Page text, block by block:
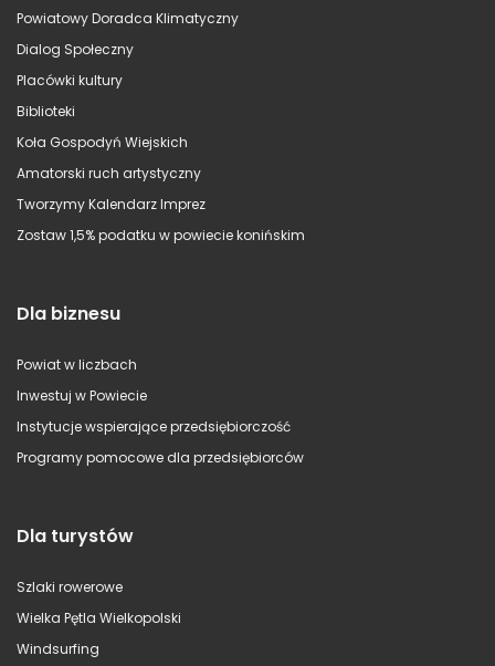
Powiatowy Doradca Klimatyczny
Dialog Społeczny
Placówki kultury
Biblioteki
Koła Gospodyń Wiejskich
Amatorski ruch artystyczny
Tworzymy Kalendarz Imprez
Zostaw 1,5% podatku w powiecie konińskim
Dla biznesu
Powiat w liczbach
Inwestuj w Powiecie
Instytucje wspierające przedsiębiorczość
Programy pomocowe dla przedsiębiorców
Dla turystów
Szlaki rowerowe
Wielka Pętla Wielkopolski
Windsurfing